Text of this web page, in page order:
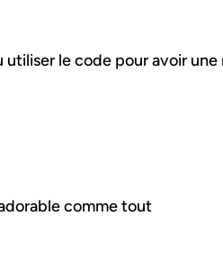
le code pour avoir
comme tout